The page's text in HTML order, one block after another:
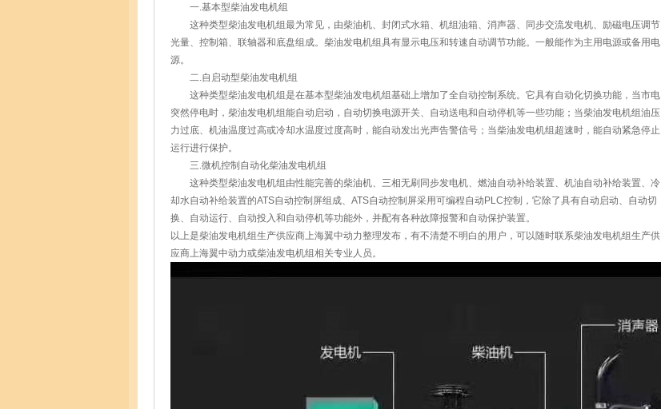
一.基本型柴油发电机组
这种类型柴油发电机组最为常见，由柴油机、封闭式水箱、机组油箱、消声器、同步交流发电机、励磁电压调节
光量、控制箱、联轴器和底盘组成。柴油发电机组具有显示电压和转速自动调节功能。一般能作为主用电源或备用电
源。
二.自启动型柴油发电机组
这种类型柴油发电机组是在基本型柴油发电机组基础上增加了全自动控制系统。它具有自动化切换功能，当市电
突然停电时，柴油发电机组能自动启动，自动切换电源开关、自动送电和自动停机等一些功能；当柴油发电机组油压
力过底、机油温度过高或冷却水温度过度高时，能自动发出光声告警信号；当柴油发电机组超速时，能自动紧急停止
运行进行保护。
三.微机控制自动化柴油发电机组
这种类型柴油发电机组由性能完善的柴油机、三相无刷同步发电机、燃油自动补给装置、机油自动补给装置、冷
却水自动补给装置的ATS自动控制屏组成、ATS自动控制屏采用可编程自动PLC控制，它除了具有自动启动、自动切
换、自动运行、自动投入和自动停机等功能外，并配有各种故障报警和自动保护装置。
以上是柴油发电机组生产供应商上海翼中动力整理发布，有不清楚不明白的用户，可以随时联系柴油发电机组生产供
应商上海翼中动力或柴油发电机组相关专业人员。